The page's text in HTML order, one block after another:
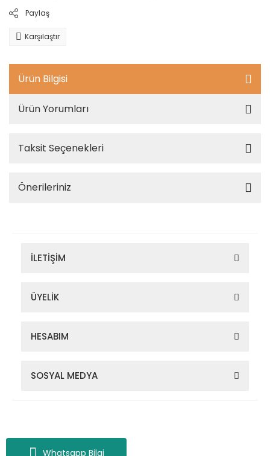
Whatsapp Bilgi
Paylaş
Karşılaştır
Ürün Bilgisi
Ürün Yorumları
Taksit Seçenekleri
Önerileriniz
İLETİŞİM
ÜYELİK
HESABIM
SOSYAL MEDYA